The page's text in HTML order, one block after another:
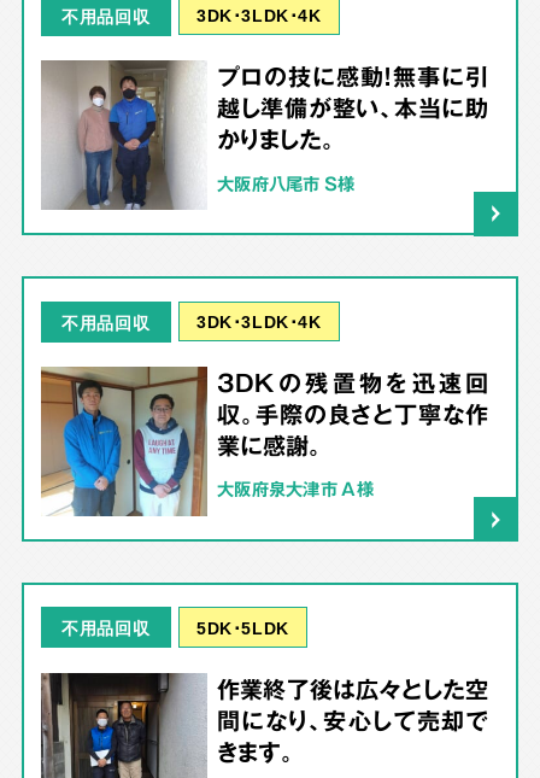
不用品回収 3DK･3LDK･4K
プロの技に感動！無事に引
越し準備が整い、本当に助
かりました。
大阪府八尾市 S様
不用品回収 3DK･3LDK･4K
3DKの残置物を迅速回
収。手際の良さと丁寧な作
業に感謝。
大阪府泉大津市 A様
不用品回収 5DK･5LDK
作業終了後は広々とした空
間になり、安心して売却で
きます。